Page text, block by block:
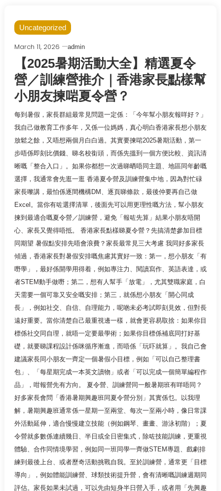
Uncategorized
March 11, 2026 admin
【2025暑期活動大全】精選夏令
營／訓練營推介｜香港家長點樣幫
小朋友揀啱夏令營？
每到暑假，家長群組最常見問題一定係：「今年幫小朋友報咩好？」
我自己做教育工作多年，又係一位媽媽，真心明白香港家長想小朋友
放鬆之餘，又唔想兩個月白白過。其實要揀啱2025暑期活動，第一
步唔係即刻比價錢、睇名校銜頭，而係先搵到一個方便比較、資訊清
晰嘅「整合入口」。如果你都想一次過睇晒唔同主題、地區同年齡嘅
選擇，我通常會先逛一逛 香港夏令營及訓練營集中地，因為對忙碌
家長嚟講，最怕係逐間機構DM、逐頁睇條款，最後仲要再自己做
Excel。當你有咗選擇清單，後面先可以用更理性嘅方法，幫小朋友
揀到最適合嘅夏令營／訓練營，避免「報咗先算」結果小朋友唔開
心、家長又覺得唔抵。 香港家長點樣睇夏令營？先搞清楚參加目標
同期望 暑假點安排先唔會浪費？家長最常見三大考慮 我同好多家長
傾過，香港家長對暑假安排嘅焦慮其實好一致：第一，想小朋友「有
嘢學」，最好係開學用得着，例如專注力、閱讀寫作、英語表達，或
者STEM動手做嘢；第二，想有人幫手「放電」，尤其雙職家庭，白
天需要一個可靠又安全嘅安排；第三，就係想小朋友「開心同成
長」，例如社交、自信、自理能力，呢啲未必考試即刻見效，但對長
遠好重要。當你清楚自己最重視邊一樣，就會更容易取捨：如果你目
標係社交同自理，就唔一定要最學術；如果你目標係補底同打好基
礎，就要睇課程設計係咪循序漸進，而唔係「玩吓就算」。我自己會
建議家長同小朋友一齊定一個暑假小目標，例如「可以自己整理書
包」、「每星期完成一本英文讀物」或者「可以完成一個簡單編程作
品」，咁報營先有方向。 夏令營、訓練營同一般暑期班有咩唔同？
好多家長會問「香港暑期興趣班同夏令營分別」其實係乜。以我理
解，暑期興趣班通常係一星期一至兩堂、每次一至兩小時，像日常課
外活動延伸，適合慢慢建立技能（例如鋼琴、畫畫、游泳初階）；夏
令營就多數係連續幾日、半日或全日密集式，除咗技能訓練，更重視
體驗、合作同情境學習，例如同一班同學一齊做STEM專題、戲劇排
練到最後上台、或者歷奇活動挑戰自我。至於訓練營，通常更「目標
導向」，例如體能訓練營、球類技術提升營，會有清晰嘅訓練週期同
評估。家長如果未試過，可以先由短身半日營入手，或者用「先興趣